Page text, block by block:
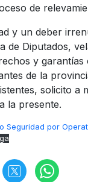
de
y un deber
de Diputados,
y garantías
de la
solicito a
la presente.
Seguridad por